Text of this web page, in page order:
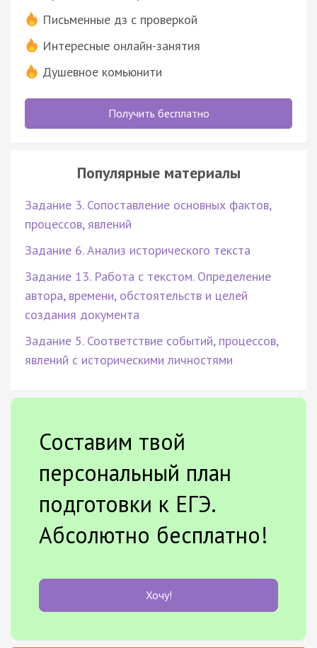
Письменные дз с проверкой
Интересные онлайн-занятия
Душевное комьюнити
Получить бесплатно
Популярные материалы
Задание 3. Сопоставление основных фактов,
процессов, явлений
Задание 6. Анализ исторического текста
Задание 13. Работа с текстом. Определение
автора, времени, обстоятельств и целей
создания документа
Задание 5. Соответствие событий, процессов,
явлений с историческими личностями
Составим твой
персональный план
подготовки к ЕГЭ.
Абсолютно бесплатно!
Хочу!